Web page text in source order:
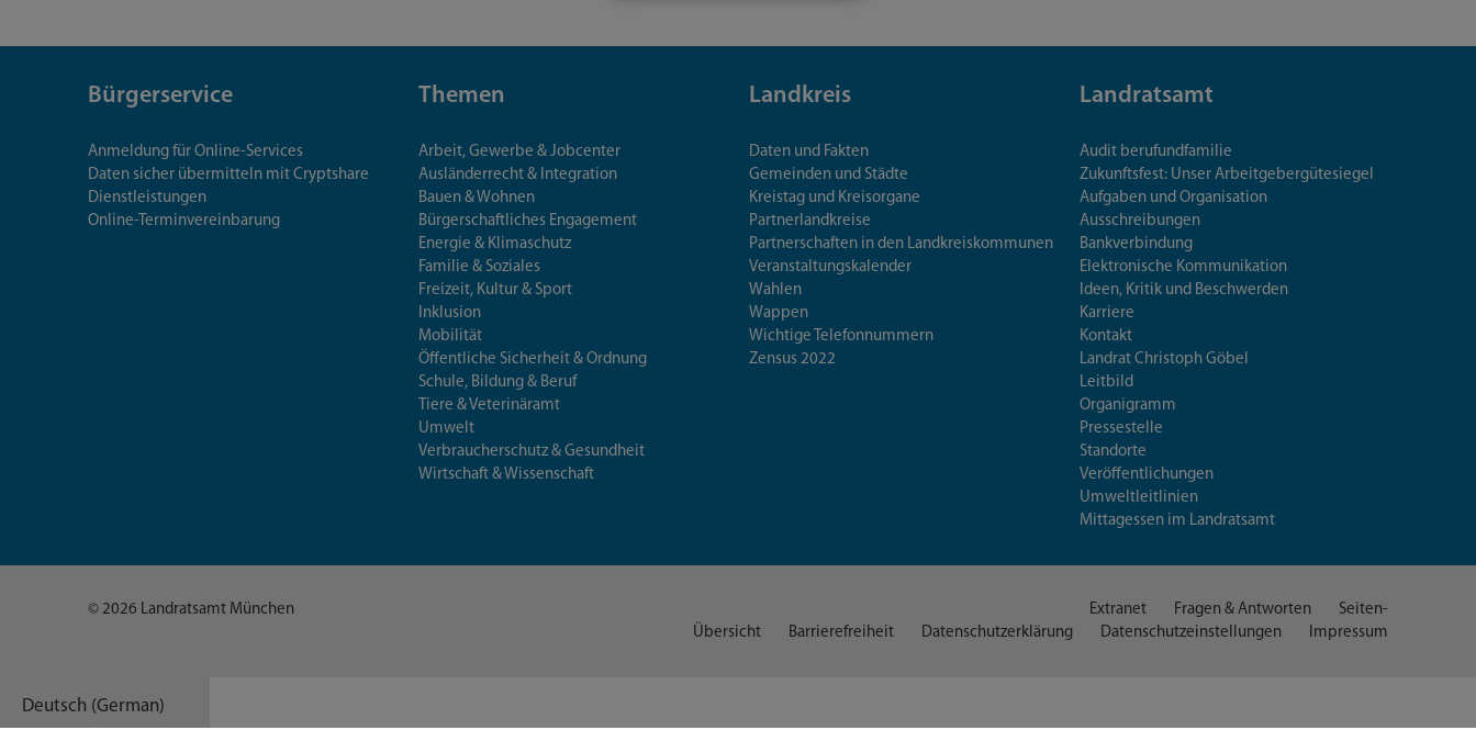
Bürgerservice
Anmeldung für Online-Services
Daten sicher übermitteln mit Cryptshare
Dienstleistungen
Online-Terminvereinbarung
Themen
Arbeit, Gewerbe & Jobcenter
Ausländerrecht & Integration
Bauen & Wohnen
Bürgerschaftliches Engagement
Energie & Klimaschutz
Familie & Soziales
Freizeit, Kultur & Sport
Inklusion
Mobilität
Öffentliche Sicherheit & Ordnung
Schule, Bildung & Beruf
Tiere & Veterinäramt
Umwelt
Verbraucherschutz & Gesundheit
Wirtschaft & Wissenschaft
Landkreis
Daten und Fakten
Gemeinden und Städte
Kreistag und Kreisorgane
Partnerlandkreise
Partnerschaften in den Landkreiskommunen
Veranstaltungskalender
Wahlen
Wappen
Wichtige Telefonnummern
Zensus 2022
Landratsamt
Audit berufundfamilie
Zukunftsfest: Unser Arbeitgebergütesiegel
Aufgaben und Organisation
Ausschreibungen
Bankverbindung
Elektronische Kommunikation
Ideen, Kritik und Beschwerden
Karriere
Kontakt
Landrat Christoph Göbel
Leitbild
Organigramm
Pressestelle
Standorte
Veröffentlichungen
Umweltleitlinien
Mittagessen im Landratsamt
© 2026 Landratsamt München Extranet Fragen & Antworten
Seiten-
Übersicht
Barrierefreiheit Datenschutzerklärung Datenschutzeinstellungen Impressum
Deutsch (German)